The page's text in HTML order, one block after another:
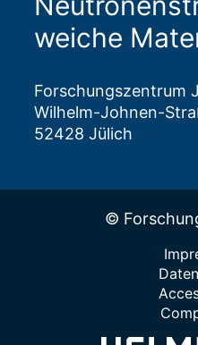
weiche
Forschungszentrum
Wilhelm-Johnen-
52428 Jülich
©